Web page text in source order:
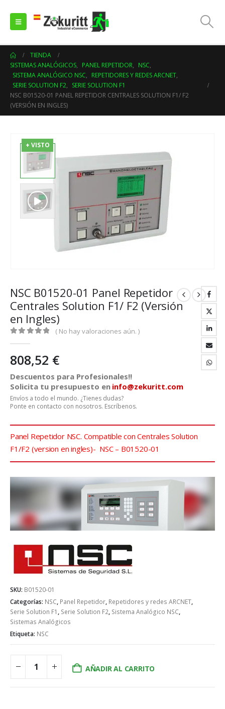
TIENDA
SISTEMAS ANALÓGICOS, PANEL REPETIDOR, NSC,
SISTEMA ANALÓGICO NSC, REPETIDORES Y REDES ARCNET,
SERIE SOLUTION F2, SERIE SOLUTION F1
NSC B01520-01 PANEL REPETIDOR CENTRALES SOLUTION F1/ F2
(VERSIÓN EN INGLES)
+ VISTO
NSC B01520-01 Panel Repetidor
Centrales Solution F1/ F2 (Versión
en Ingles)
( No hay valoraciones aún. )
808,52 €
Descuentos para Profesionales!!
Solicita tu presupuesto en info@zekuritt.com
Envíos a todo el mundo. ¿Tienes dudas?
Ponte en contacto con nosotros. Escríbenos.
Panel Repetidor NSC. Compatible con Centrales Solution
F1/F2 (version en ingles)- NSC – B01520-01
SKU: B01520-01
Categorías: NSC, Panel Repetidor, Repetidores y redes ARCNET,
Serie Solution F1 , Serie Solution F2, Sistema Analógico NSC,
Sistemas Analógicos
Etiqueta: NSC
AÑADIR AL CARRITO